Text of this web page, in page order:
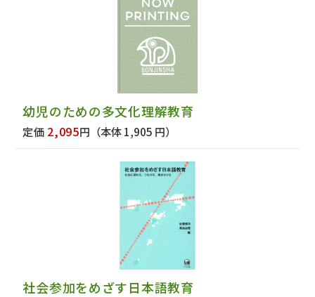
幼児のための多文化理解教育
定価 2,095円 （本体 1,905 円）
社会参加をめざす日本語教育